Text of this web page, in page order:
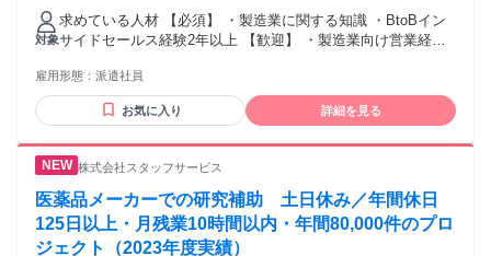
れる通勤・皆勤・家族手当金額：なし 全員に一律で支払われ
るその他手当金額：なし 実績により早期昇給可能
対象
求めている人材 【必須】 ・製造業に関する知識 ・BtoBイン
サイドセールス経験2年以上 【歓迎】 ・製造業向け営業経験
・法人営業経験 ＜求める人物像＞ ・数字目標にコミットでき
る方 ・成果改善に向けて行動できる方 ・在宅環境でも高いパ
フォーマンスを発揮できる方
雇用形態： 派遣社員
お気に入り 詳細を見る
株式会社スタッフサービス
医薬品メーカーでの研究補助 土日休み／年間休日
125日以上・月残業10時間以内・年間80,000件のプロ
ジェクト（2023年度実績）